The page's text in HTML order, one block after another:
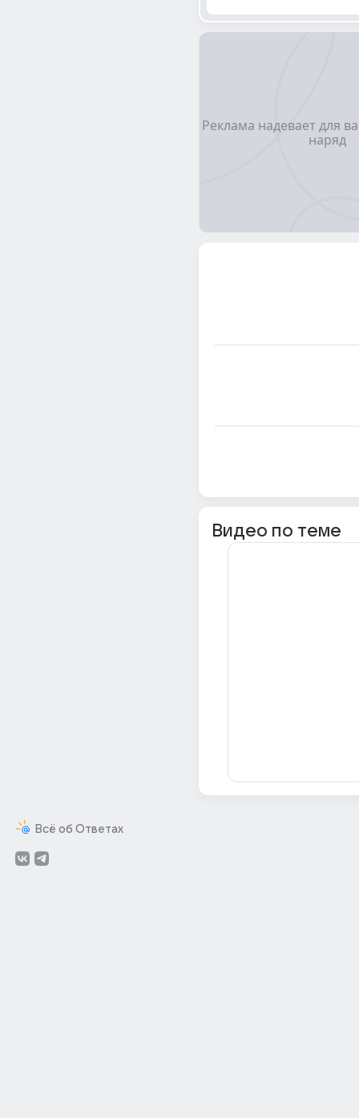
Всё об Ответах
Видео по теме